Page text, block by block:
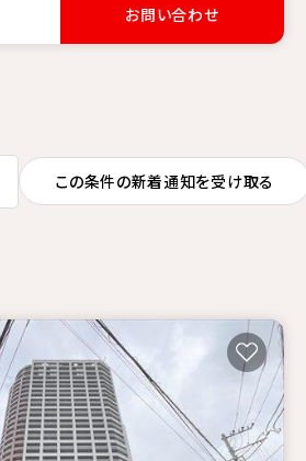
お問い合わせ
この条件の新着通知を受け取る